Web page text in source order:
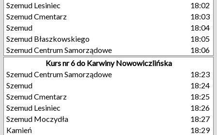
Szemud Lesiniec
18:02
Szemud Cmentarz
18:03
Szemud
18:04
Szemud Błaszkowskiego
18:05
Szemud Centrum Samorządowe
18:06
Kurs nr 6 do Karwiny Nowowiczlińska
Szemud Centrum Samorządowe
18:23
Szemud
18:24
Szemud Cmentarz
18:25
Szemud Lesiniec
18:26
Szemud Moczydła
18:27
Kamień
18:29